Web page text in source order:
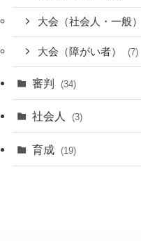
大会（社会人・一般）
大会（障がい者） (7)
審判 (34)
社会人 (3)
育成 (19)